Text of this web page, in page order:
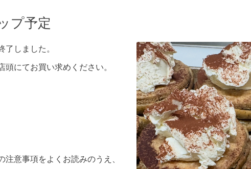
プ予定
了しました。
頭にてお買い求めください。
意事項をよくお読みのうえ、